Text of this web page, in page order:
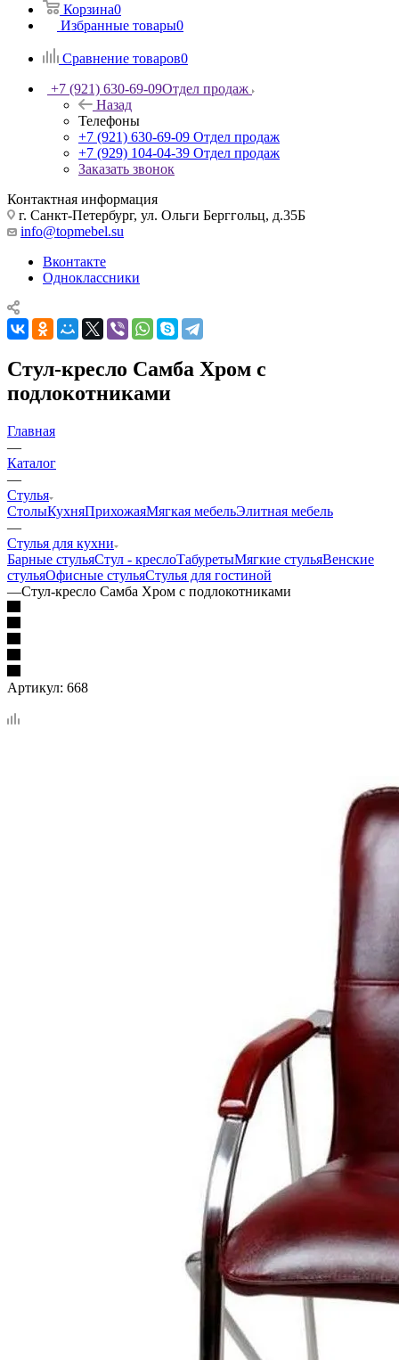
Корзина0
Избранные товары0
Сравнение товаров0
+7 (921) 630-69-09Отдел продаж
Назад
Телефоны
+7 (921) 630-69-09 Отдел продаж
+7 (929) 104-04-39 Отдел продаж
Заказать звонок
Контактная информация
г. Санкт-Петербург, ул. Ольги Берггольц, д.35Б
info@topmebel.su
Вконтакте
Одноклассники
Стул-кресло Самба Хром с
подлокотниками
Главная
—
Каталог
—
Стулья
СтолыКухняПрихожаяМягкая мебельЭлитная мебель
—
Стулья для кухни
Барные стульяСтул - креслоТабуретыМягкие стульяВенские
стульяОфисные стульяСтулья для гостиной
—Стул-кресло Самба Хром с подлокотниками
Артикул: 668